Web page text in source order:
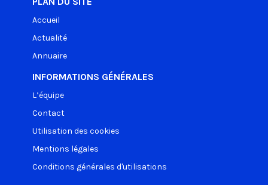
Accueil
Actualité
Annuaire
INFORMATIONS GÉNÉRALES
L’équipe
Contact
Utilisation des cookies
Mentions légales
Conditions générales d'utilisations